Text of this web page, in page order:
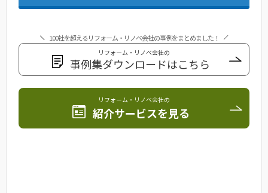
100社を超えるリフォーム・リノベ会社の事例をまとめました！
リフォーム・リノベ会社の
事例集ダウンロードはこちら
リフォーム・リノベ会社の
紹介サービスを見る